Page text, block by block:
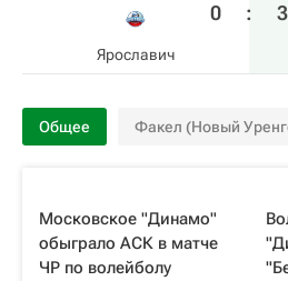
Ярославич
0 : 3
Общее Факел (Новый
Московское "Динамо"
обыграло АСК в матче
ЧР по волейболу